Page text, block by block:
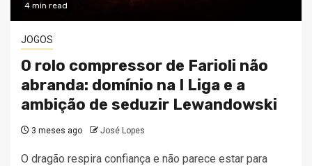
4 min read
JOGOS
O rolo compressor de Farioli não
abranda: domínio na I Liga e a
ambição de seduzir Lewandowski
3 meses ago José Lopes
O dragão respira confiança e não parece estar para